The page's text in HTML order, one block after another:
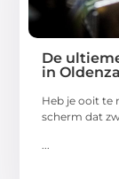
De
in
Heb je ooit te
scherm dat